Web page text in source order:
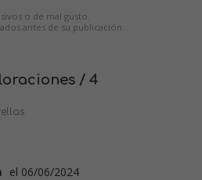
o de mal gusto.
antes de su publicación.
/ 4
el 06/06/2024